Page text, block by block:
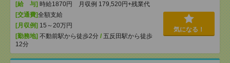
[給 与] 時給1870円 月収例 179,520円+残業代
[交通費]全額支給
[月収例] 15～20万円
[勤務地] 不動前駅から徒歩2分 / 五反田駅から徒歩
12分
気になる！